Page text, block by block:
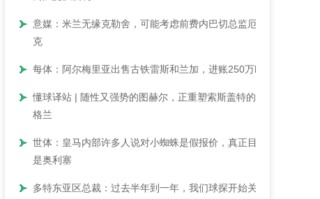
意媒：米兰无缘克勒舍，可能考虑前费内巴切总监厄泽
克
每体：阿尔梅里亚出售古铁雷斯和兰加，进账250万欧
懂球译站 | 随性又强势的图赫尔，正重塑索斯盖特的英
格兰
世体：皇马内部许多人说对小蜘蛛是假报价，真正目标
是奥利塞
多特东亚区总裁：过去半年到一年，我们球探开始关注